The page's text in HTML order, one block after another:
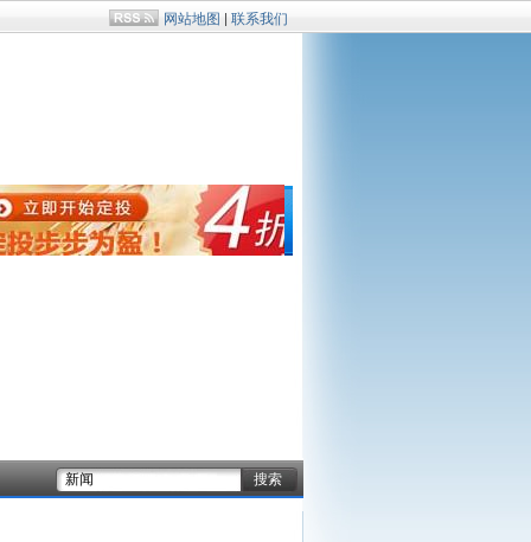
网站地图 联系我们